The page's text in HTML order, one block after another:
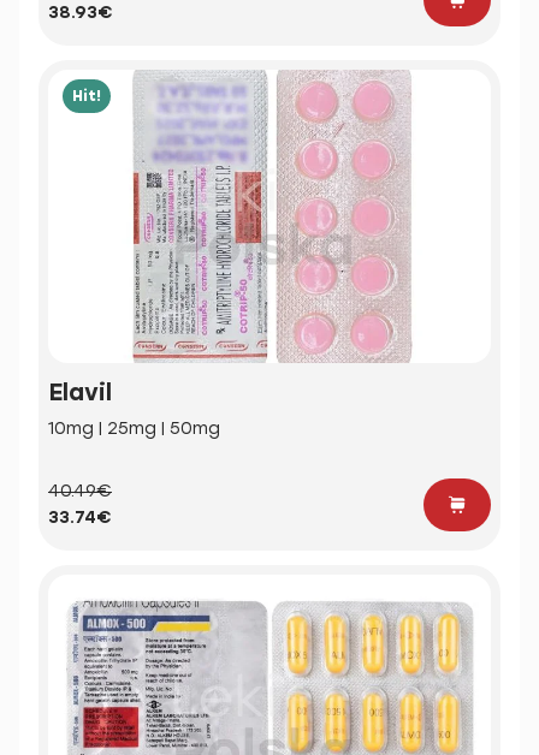
38.93€
Hit!
Elavil
10mg | 25mg | 50mg
40.49€
33.74€